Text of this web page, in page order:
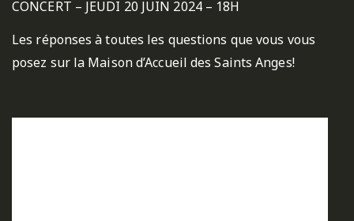
CONCERT – JEUDI 20 JUIN 2024 – 18H
Les réponses à toutes les questions que vous vous
posez sur la Maison d’Accueil des Saints Anges!